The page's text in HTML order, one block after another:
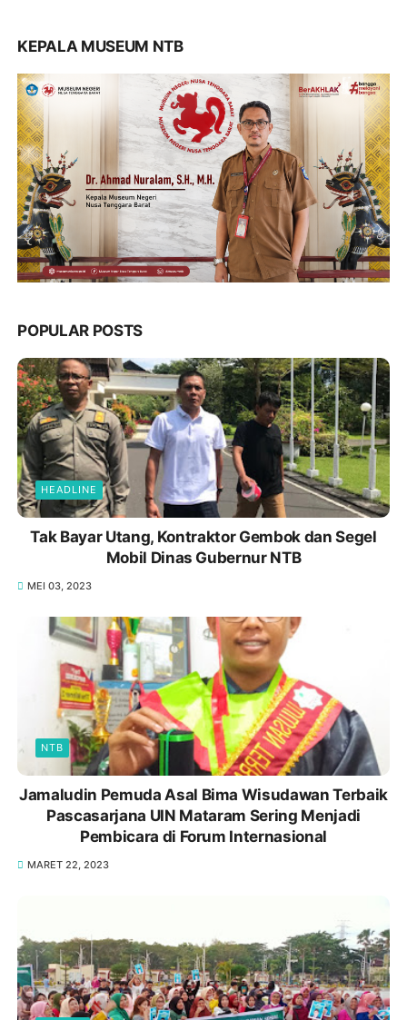
KEPALA MUSEUM NTB
POPULAR POSTS
HEADLINE
Tak Bayar Utang, Kontraktor Gembok dan Segel
Mobil Dinas Gubernur NTB
MEI 03, 2023
NTB
Jamaludin Pemuda Asal Bima Wisudawan Terbaik
Pascasarjana UIN Mataram Sering Menjadi
Pembicara di Forum Internasional
MARET 22, 2023